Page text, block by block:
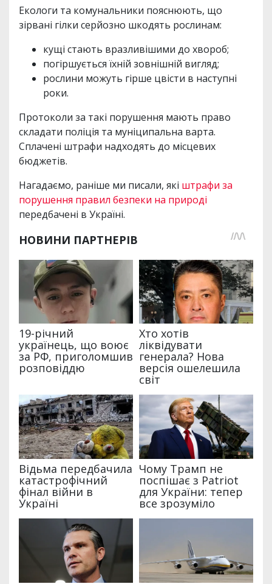
Екологи та комунальники пояснюють, що
зірвані гілки серйозно шкодять рослинам:
кущі стають вразливішими до хвороб;
погіршується їхній зовнішній вигляд;
рослини можуть гірше цвісти в наступні
роки.
Протоколи за такі порушення мають право
складати поліція та муніципальна варта.
Сплачені штрафи надходять до місцевих
бюджетів.
Нагадаємо, раніше ми писали, які штрафи за
порушення правил безпеки на природі
передбачені в Україні.